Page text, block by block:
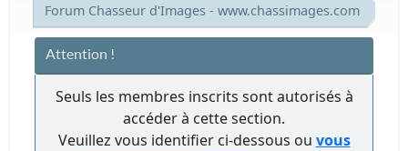
Forum Chasseur d'Images - www.chassimages.com
Attention !
Seuls les membres inscrits sont autorisés à
accéder à cette section.
Veuillez vous identifier ci-dessous ou vous